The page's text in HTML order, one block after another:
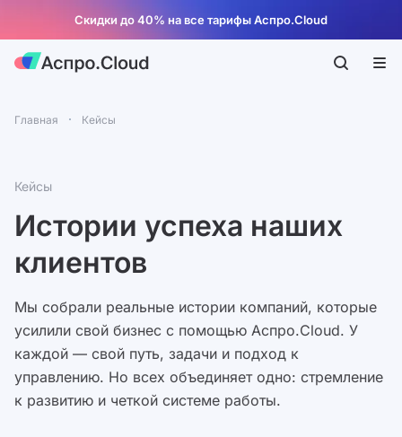
Скидки до 40% на все тарифы Аспро.Cloud
Главная Кейсы
Кейсы
Истории успеха наших
клиентов
Мы собрали реальные истории компаний, которые
усилили свой бизнес с помощью Аспро.Cloud. У
каждой — свой путь, задачи и подход к
управлению. Но всех объединяет одно: стремление
к развитию и четкой системе работы.